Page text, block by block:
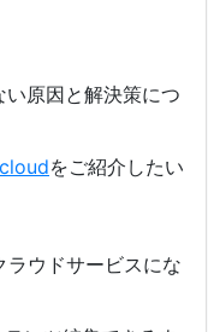
原因と解決策につ
をご紹介したい
ウドサービスにな